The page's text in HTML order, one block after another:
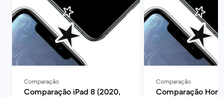
Comparação
Comparação iPad 8 (2020,
Comparação
Comparação